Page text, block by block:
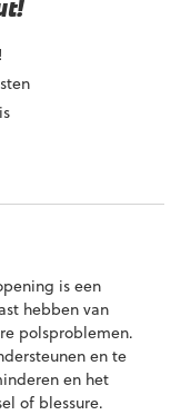
is een
hebben van
polsproblemen.
en te
en het
of blessure.